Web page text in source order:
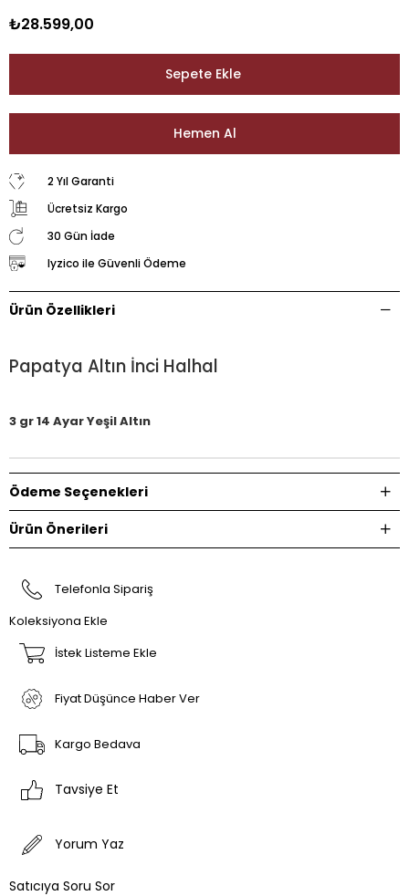
₺28.599,00
2 Yıl Garanti
Ücretsiz Kargo
30 Gün İade
Iyzico ile Güvenli Ödeme
Ürün Özellikleri
Papatya Altın İnci Halhal
3 gr 14 Ayar Yeşil Altın
Ödeme Seçenekleri
Ürün Önerileri
Telefonla Sipariş
Koleksiyona Ekle
İstek Listeme Ekle
Fiyat Düşünce Haber Ver
Kargo Bedava
Tavsiye Et
Yorum Yaz
Satıcıya Soru Sor